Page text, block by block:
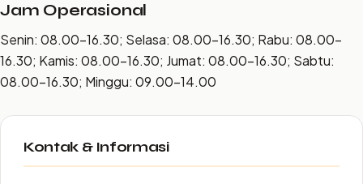
Jam Operasional
Senin: 08.00–16.30; Selasa: 08.00–16.30; Rabu: 08.00–
16.30; Kamis: 08.00–16.30; Jumat: 08.00–16.30; Sabtu:
08.00–16.30; Minggu: 09.00–14.00
Kontak & Informasi